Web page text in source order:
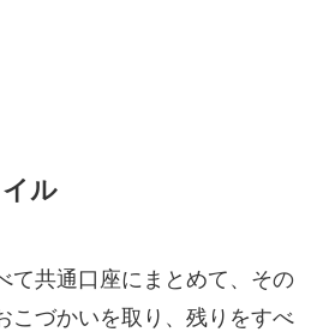
ル
て共通口座にまとめて、その
こづかいを取り、残りをすべ